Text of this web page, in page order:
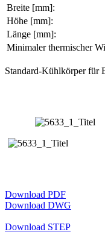
Breite [mm]:
Höhe [mm]:
Länge [mm]:
Minimaler thermischer
Standard-Kühlkörper für
Download PDF
Download DWG
Download STEP